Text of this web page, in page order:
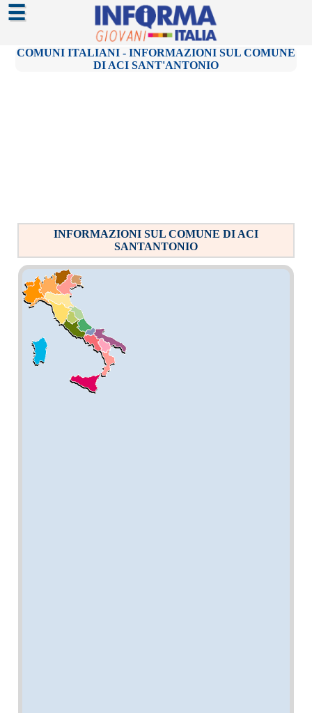
☰
COMUNI ITALIANI - INFORMAZIONI SUL COMUNE
DI ACI SANT'ANTONIO
INFORMAZIONI SUL COMUNE DI ACI
SANTANTONIO